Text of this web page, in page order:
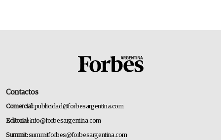
Contactos
Comercial:publicidad@forbesargentina.com
Editorial:info@forbesargentina.com
Summit:summitforbes@forbesargentina.com